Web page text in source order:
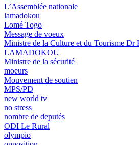
L’Assemblée nationale
lamadokou
Lomé Togo
Message de voeux
Ministre de la Culture et du Tourisme Dr
LAMADOKOU
Ministre de la sécurité
moeurs
Mouvement de soutien
MPS/PD
new world tv
no stress
nombre de deputés
ODI Le Rural
olympio